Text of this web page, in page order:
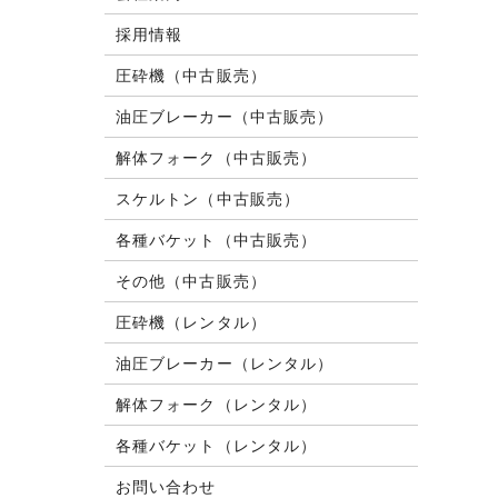
採用情報
圧砕機（中古販売）
油圧ブレーカー（中古販売）
解体フォーク（中古販売）
スケルトン（中古販売）
各種バケット（中古販売）
その他（中古販売）
圧砕機（レンタル）
油圧ブレーカー（レンタル）
解体フォーク（レンタル）
各種バケット（レンタル）
お問い合わせ